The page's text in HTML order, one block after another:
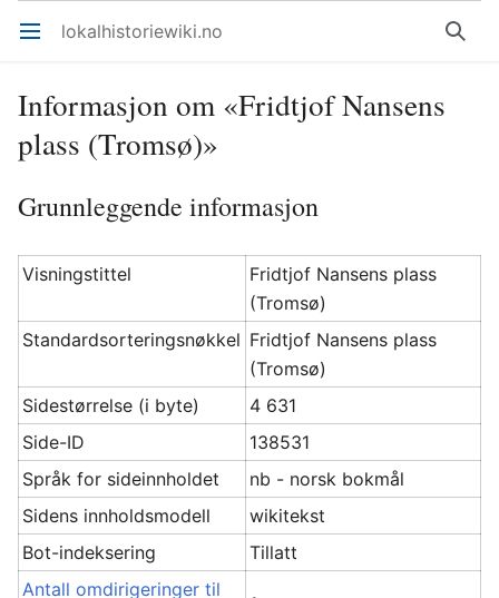
Åpne hovedmenyen lokalhistoriewiki.no Søk
Informasjon om «Fridtjof Nansens
plass (Tromsø)»
Grunnleggende informasjon
Visningstittel
Fridtjof Nansens plass
(Tromsø)
Standardsorteringsnøkkel Fridtjof Nansens plass
(Tromsø)
Sidestørrelse (i byte)
4 631
Side-ID
138531
Språk for sideinnholdet
nb - norsk bokmål
Sidens innholdsmodell
wikitekst
Bot-indeksering
Tillatt
Antall omdirigeringer til